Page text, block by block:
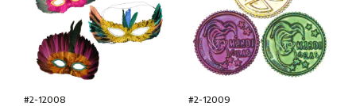
#2-12008 #2-12009